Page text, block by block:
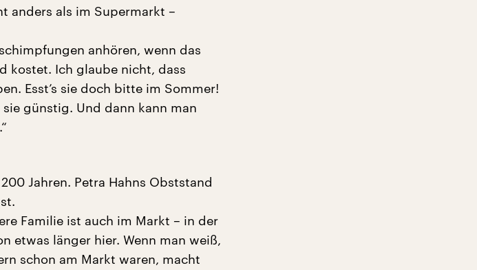
anders als im Supermarkt –
anhören, wenn das
kostet. Ich glaube nicht, dass
Esst’s sie doch bitte im Sommer!
günstig. Und dann kann man
Jahren. Petra Hahns Obststand
Familie ist auch im Markt – in der
etwas länger hier. Wenn man weiß,
schon am Markt waren, macht